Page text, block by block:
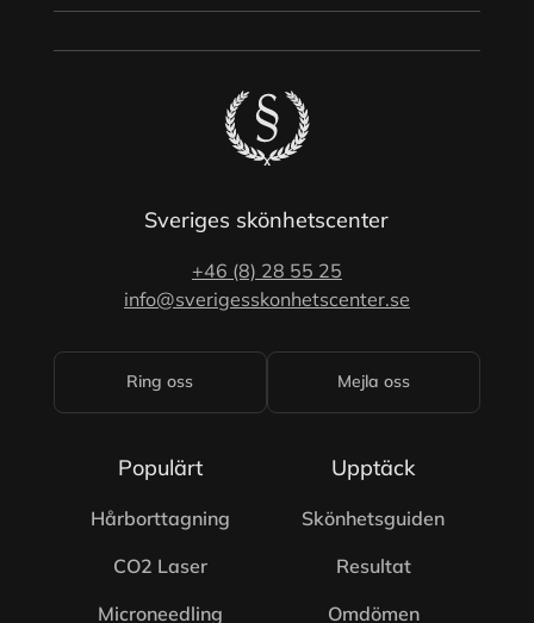
Sveriges skönhetscenter
+46 (8) 28 55 25
info@sverigesskonhetscenter.se
Ring oss Mejla oss
Populärt
Hårborttagning
CO2 Laser
Microneedling
Upptäck
Skönhetsguiden
Resultat
Omdömen